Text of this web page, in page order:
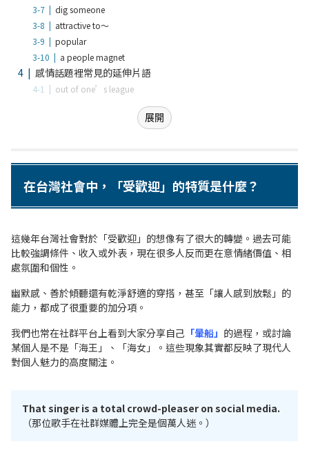
dig someone
attractive to～
popular
a people magnet
感情話題裡常見的延伸片語
out of one’s league
展開
在台灣社會中，「受歡迎」的特質是什麼？
這幾年台灣社會對於「受歡迎」的想像有了很大的轉變。過去可能
比較強調條件、收入或外表，現在很多人反而更在意情緒價值、相
處氛圍和個性。
幽默感、善於傾聽還有乾淨舒適的穿搭 ，甚至「讓人感到放鬆」的
能力，都成了很重要的加分項。
我們也常在社群平台上看到大家分享自己 「暈船」 的過程，或討論
某個人是不是「海王」、「海女」。這些現象其實都反映了現代人
對個人魅力的高度關注。
That singer is a total crowd-pleaser on social media.
（那位歌手在社群媒體上完全是個萬人迷。）